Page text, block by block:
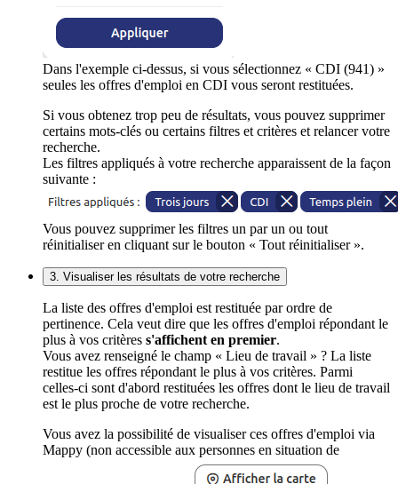
Dans l'exemple ci-dessus, si vous sélectionnez « CDI (941) »
seules les offres d'emploi en CDI vous seront restituées.
Si vous obtenez trop peu de résultats, vous pouvez supprimer
certains mots-clés ou certains filtres et critères et relancer votre
recherche.
Les filtres appliqués à votre recherche apparaissent de la façon
suivante :
Vous pouvez supprimer les filtres un par un ou tout
réinitialiser en cliquant sur le bouton « Tout réinitialiser ».
3. Visualiser les résultats de votre recherche
La liste des offres d'emploi est restituée par ordre de
pertinence. Cela veut dire que les offres d'emploi répondant le
plus à vos critères s'affichent en premier.
Vous avez renseigné le champ « Lieu de travail » ? La liste
restitue les offres répondant le plus à vos critères. Parmi
celles-ci sont d'abord restituées les offres dont le lieu de travail
est le plus proche de votre recherche.
Vous avez la possibilité de visualiser ces offres d'emploi via
Mappy (non accessible aux personnes en situation de